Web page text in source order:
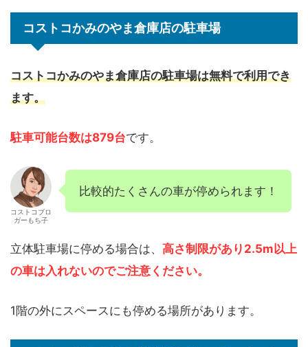
コストコかみのやま倉庫店の駐車場
コストコかみのやま倉庫店の駐車場は無料で利用でき
ます。
駐車可能台数は879台です。
コストコブロ
ガーもち子
比較的たくさんの車が停められます！
立体駐車場に停める場合は、 高さ制限があり2.5m以上
の車は入れないのでご注意ください。
1階の外にスペースにも停める場所があります。